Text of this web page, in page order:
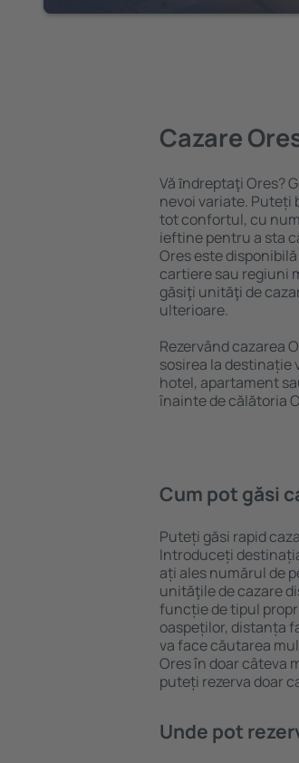
Cazare
Vă ȋndreptaţi Ores?
nevoi variate. Puteți
tot confortul, cu
ieftine pentru a sta
Ores este
cartiere sau regiuni
găsiţi unităţi de
ulterioare.
Rezervând cazarea
sosirea la destinație
hotel, apartament
înainte de călătoria
Cum pot găsi
Puteți găsi rapid
Introduceți
ați ales numărul de
unităţile de cazare
funcție de tipul
oaspeților, distanța
va face căutarea
Ores în doar câteva
puteți rezerva doar
Unde pot